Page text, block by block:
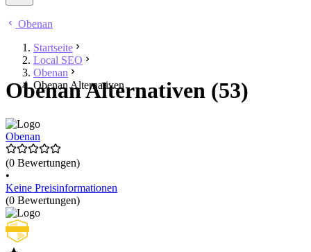
Obenan
Startseite
Local SEO
Obenan
Obenan Alternativen
Obenan Alternativen (53)
Obenan
(0 Bewertungen)
•
Keine Preisinformationen
(0 Bewertungen)